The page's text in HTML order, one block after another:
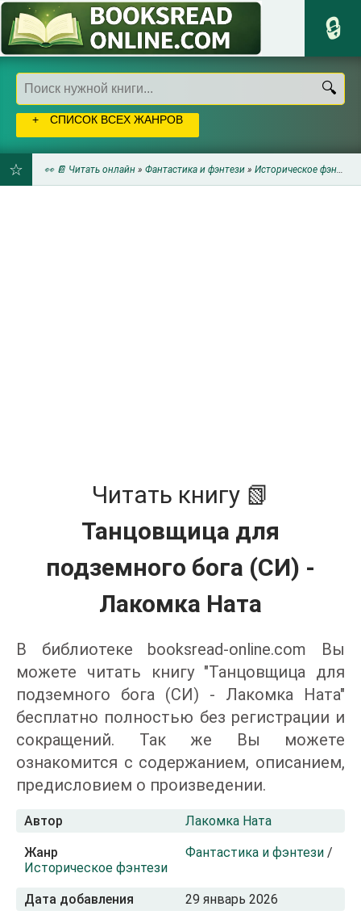
СПИСОК ВСЕХ ЖАНРОВ
👀 📔 Читать онлайн » Фантастика и фэнтези » Историческое фэнтези
Читать книгу 📗
Танцовщица для
подземного бога (СИ) -
Лакомка Ната
В библиотеке booksread-online.com Вы
можете читать книгу "Танцовщица для
подземного бога (СИ) - Лакомка Ната"
бесплатно полностью без регистрации и
сокращений. Так же Вы можете
ознакомится с содержанием, описанием,
предисловием о произведении.
Автор Лакомка Ната
Жанр Фантастика и фэнтези /
Историческое фэнтези
Дата добавления 29 январь 2026